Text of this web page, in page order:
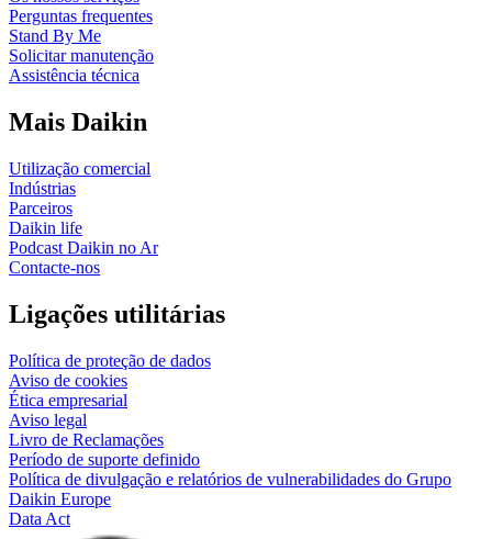
Perguntas frequentes
Stand By Me
Solicitar manutenção
Assistência técnica
Mais Daikin
Utilização comercial
Indústrias
Parceiros
Daikin life
Podcast Daikin no Ar
Contacte-nos
Ligações utilitárias
Política de proteção de dados
Aviso de cookies
Ética empresarial
Aviso legal
Livro de Reclamações
Período de suporte definido
Política de divulgação e relatórios de vulnerabilidades do Grupo
Daikin Europe
Data Act